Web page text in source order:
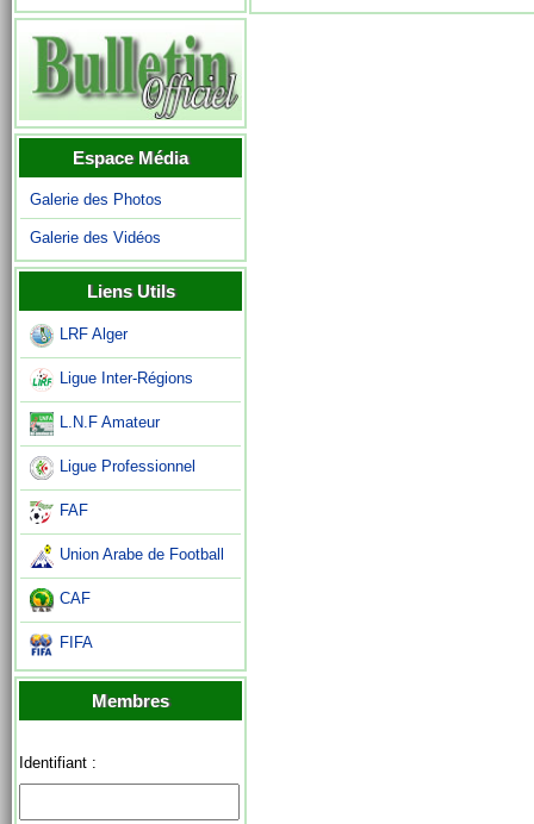
Espace Média
Galerie des Photos
Galerie des Vidéos
Liens Utils
LRF Alger
Ligue Inter-Régions
L.N.F Amateur
Ligue Professionnel
FAF
Union Arabe de Football
CAF
FIFA
Membres
Identifiant :